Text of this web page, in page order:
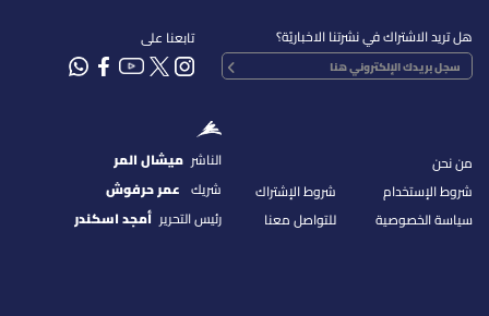
هل تريد الاشتراك في نشرتنا الاخباريّة؟ تابعنا على
من نحن
شروط الإستخدام
سياسة الخصوصية
شروط الإشتراك
للتواصل معنا
الناشر ميشال المر
شريك عمر حرفوش
رئيس التحرير أمجد اسكندر